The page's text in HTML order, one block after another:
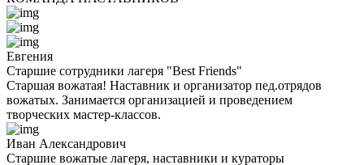
Евгения
Старшие сотрудники лагеря "Best Friends"
Старшая вожатая! Наставник и организатор пед.отрядов
вожатых. Занимается организацией и проведением
творческих мастер-классов.
Иван Александрович
Старшие вожатые лагеря, наставники и кураторы